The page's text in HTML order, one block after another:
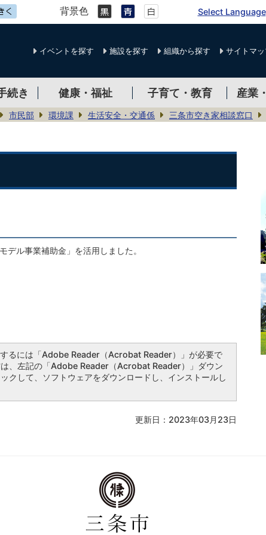
背景色 Select Language
イベントを探す 施設を探す 組織から探す サイトマ
続き 健康・福祉 子育て・教育 産業
市民部 環境課 生活安全・交通係 三条市空き家相談窓口
ル事業補助金」を活用しました。
るには「Adobe Reader（Acrobat Reader）」が必要で
、左記の「Adobe Reader（Acrobat Reader）」ダウン
クして、ソフトウェアをダウンロードし、インストールし
更新日：2023年03月23日